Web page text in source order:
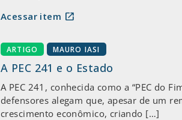
Acessar item open_in_new
ARTIGO MAURO IASI
A PEC 241 e o Estado
A PEC 241, conhecida como a “PEC do
defensores alegam que, apesar de um
crescimento econômico, criando […]